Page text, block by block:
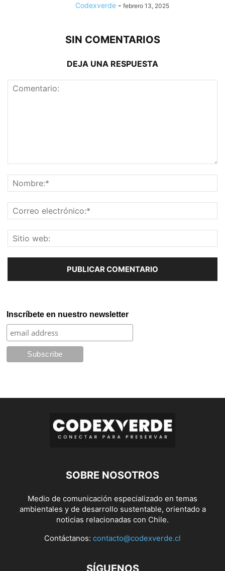
Codexverde - febrero 13, 2025
SIN COMENTARIOS
DEJA UNA RESPUESTA
Inscríbete en nuestro newsletter
SOBRE NOSOTROS
Medio de comunicación especializado en temas
ambientales y de desarrollo sustentable, orientado a
noticias relacionadas con Chile.
Contáctanos: contacto@codexverde.cl
SÍGUENOS